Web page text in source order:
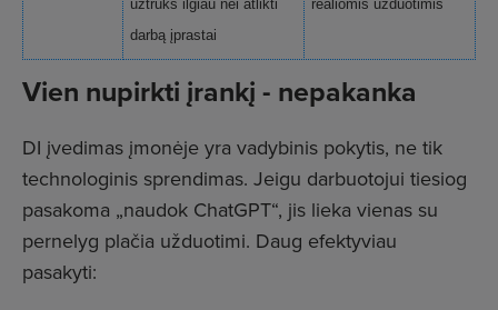
užtruks ilgiau nei atlikti
darbą įprastai
realiomis užduotimis
Vien nupirkti įrankį - nepakanka
DI įvedimas įmonėje yra vadybinis pokytis, ne tik
technologinis sprendimas. Jeigu darbuotojui tiesiog
pasakoma „naudok ChatGPT“, jis lieka vienas su
pernelyg plačia užduotimi. Daug efektyviau
pasakyti: